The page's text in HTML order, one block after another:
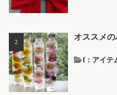
オススメ
f：アイテ